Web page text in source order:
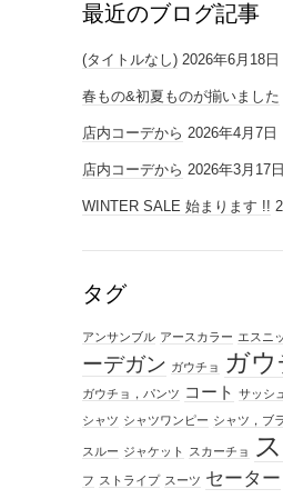
最近のブログ記事
(タイトルなし) 2026年6月18日
春もの&初夏ものが揃いました
店内コーデから 2026年4月7日
店内コーデから 2026年3月17日
WINTER SALE 始まります !!
タグ
アンサンブル アースカラー エスニ
ーデガン ガウチョ ガ
ガウチョ，パンツ コート サッシ
シャツ シャツワンピー シャツ，ブ
スルー ジャケット スカーチョ
フ ストライプ スーツ セーター